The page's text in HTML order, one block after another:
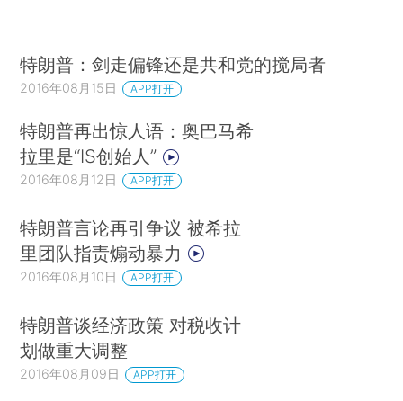
特朗普：剑走偏锋还是共和党的搅局者
2016年08月15日 APP打开
特朗普再出惊人语：奥巴马希
拉里是“IS创始人”
2016年08月12日 APP打开
特朗普言论再引争议 被希拉
里团队指责煽动暴力
2016年08月10日 APP打开
特朗普谈经济政策 对税收计
划做重大调整
2016年08月09日 APP打开